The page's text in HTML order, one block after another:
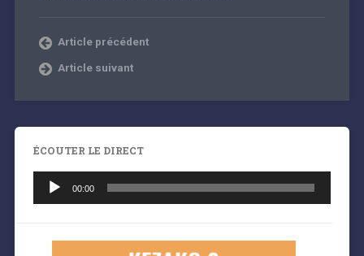
Article précédent
Article suivant
ÉCOUTER LE DIRECT
audio
00:00